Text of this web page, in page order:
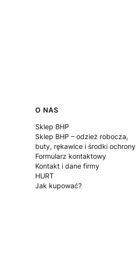
Linki w stopce
O NAS
Sklep BHP
Sklep BHP – odzież robocza,
buty, rękawice i środki ochrony
Formularz kontaktowy
Kontakt i dane firmy
HURT
Jak kupować?